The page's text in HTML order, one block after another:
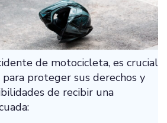
de motocicleta, es crucial
proteger sus derechos y
de recibir una